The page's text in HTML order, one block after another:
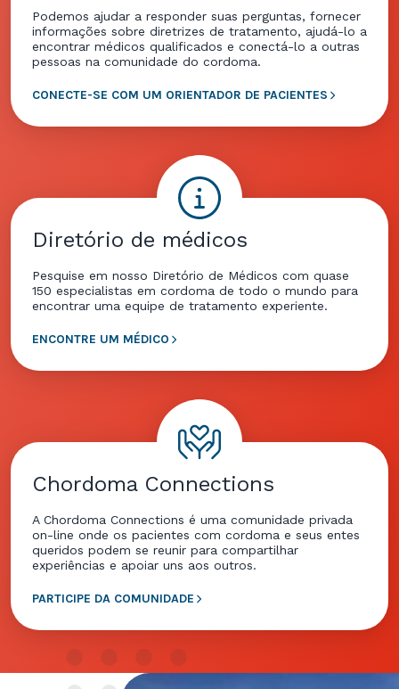
Podemos ajudar a responder suas perguntas, fornecer
informações sobre diretrizes de tratamento, ajudá-lo a
encontrar médicos qualificados e conectá-lo a outras
pessoas na comunidade do cordoma.
CONECTE-SE COM UM ORIENTADOR DE PACIENTES
Diretório de médicos
Pesquise em nosso Diretório de Médicos com quase
150 especialistas em cordoma de todo o mundo para
encontrar uma equipe de tratamento experiente.
ENCONTRE UM MÉDICO
Chordoma Connections
A Chordoma Connections é uma comunidade privada
on-line onde os pacientes com cordoma e seus entes
queridos podem se reunir para compartilhar
experiências e apoiar uns aos outros.
PARTICIPE DA COMUNIDADE